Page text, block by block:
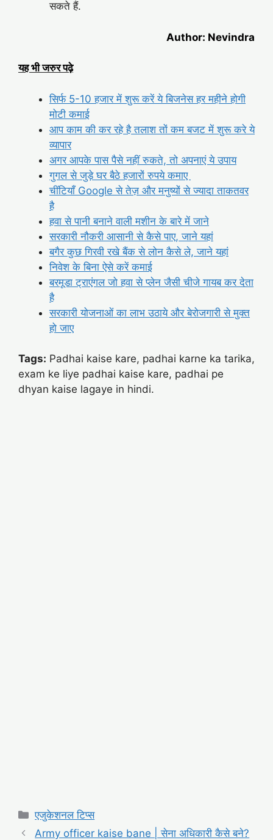
सकते हैं.
Author: Nevindra
यह भी जरुर पढ़े
सिर्फ 5-10 हजार में शुरू करें ये बिजनेस हर महीने होगी
मोटी कमाई
आप काम की कर रहे है तलाश तों कम बजट में शुरू करे ये
व्यापार
अगर आपके पास पैसे नहीं रुकते, तो अपनाएं ये उपाय
गुगल से जुड़े घर बैठे हजारों रुपये कमाए
चींटियाँ Google से तेज़ और मनुष्यों से ज्यादा ताकतवर
है
हवा से पानी बनाने वाली मशीन के बारे में जाने
सरकारी नौकरी आसानी से कैसे पाए, जाने यहां
बगैर कुछ गिरवी रखे बैंक से लोन कैसे ले, जाने यहां
निवेश के बिना ऐसे करें कमाई
बरमूडा ट्राएंगल जो हवा से प्लेन जैसी चीजे गायब कर देता
है
सरकारी योजनाओं का लाभ उठाये और बेरोजगारी से मुक्त
हो जाए
Tags: Padhai kaise kare, padhai karne ka tarika,
exam ke liye padhai kaise kare, padhai pe
dhyan kaise lagaye in hindi.
Categories
एजुकेशनल टिप्स
Army officer kaise bane | सेना अधिकारी कैसे बने?